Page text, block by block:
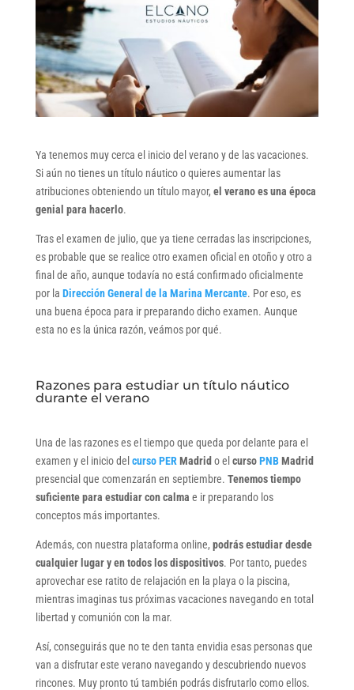
Ya tenemos muy cerca el inicio del verano y de las vacaciones.
Si aún no tienes un título náutico o quieres aumentar las
atribuciones obteniendo un título mayor, el verano es una época
genial para hacerlo.
Tras el examen de julio, que ya tiene cerradas las inscripciones,
es probable que se realice otro examen oficial en otoño y otro a
final de año, aunque todavía no está confirmado oficialmente
por la Dirección General de la Marina Mercante. Por eso, es
una buena época para ir preparando dicho examen. Aunque
esta no es la única razón, veámos por qué.
Razones para estudiar un título náutico
durante el verano
Una de las razones es el tiempo que queda por delante para el
examen y el inicio del curso PERMadrid o el cursoPNBMadrid
presencial que comenzarán en septiembre. Tenemos tiempo
suficiente para estudiar con calma e ir preparando los
conceptos más importantes.
Además, con nuestra plataforma online, podrás estudiar desde
cualquier lugar y en todos los dispositivos. Por tanto, puedes
aprovechar ese ratito de relajación en la playa o la piscina,
mientras imaginas tus próximas vacaciones navegando en total
libertad y comunión con la mar.
Así, conseguirás que no te den tanta envidia esas personas que
van a disfrutar este verano navegando y descubriendo nuevos
rincones. Muy pronto tú también podrás disfrutarlo como ellos.